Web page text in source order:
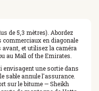
de 5,3 mètres). Abordez
commerciaux en diagonale
avant, et utilisez la caméra
au Mall of the Emirates.
envisagent une sortie dans
sable annule l'assurance.
sur le bitume — Sheikh